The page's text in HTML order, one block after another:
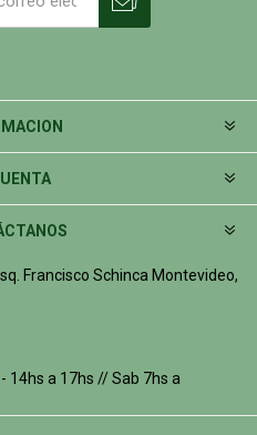
Francisco Schinca Montevideo,
- 14hs a 17hs // Sab 7hs a